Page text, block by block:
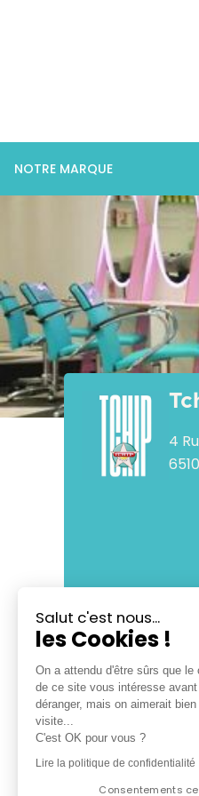
NOTRE MARQUE
4
TCHIP Coiffure
Bienvenue dans
Tchip vous
Salut c'est nous...
les Cookies !
On a attendu d'être sûrs que le
de ce site vous intéresse
déranger, mais on aimerait
visite...
C'est OK pour vous ?
Lire la politique de confidentialité
Consentements